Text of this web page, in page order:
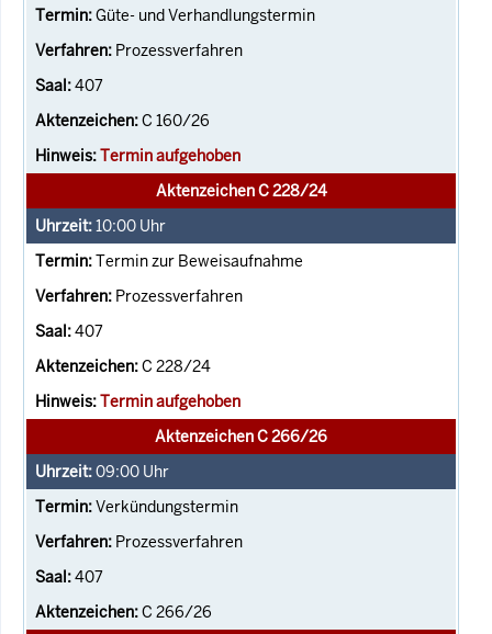
Güte- und Verhandlungstermin
Prozessverfahren
407
C 160/26
Termin aufgehoben
Aktenzeichen C 228/24
10:00 Uhr
Termin zur Beweisaufnahme
Prozessverfahren
407
C 228/24
Termin aufgehoben
Aktenzeichen C 266/26
09:00 Uhr
Verkündungstermin
Prozessverfahren
407
C 266/26